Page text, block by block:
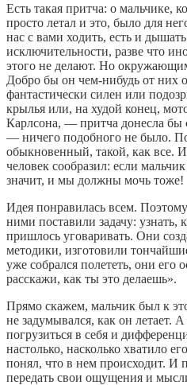
Есть такая притча: о мальчике,
просто летал и это, было для
нас с вами ходить, есть и
исключительности, разве что
этого не делают. Но
Добро бы он чем-нибудь от них
фантастически силен или
крылья или, на худой конец,
Карлсона, — притча донесла бы
— ничего подобного не было.
обыкновенный, такой, как все.
человек сообразил: если
значит, и мы должны мочь тоже!
Идея понравилась всем.
ними поставили задачу: узнать,
пришлось уговаривать. Они
методики, изготовили
уже собрался полететь, они его
расскажи, как ты это делаешь».
Прямо скажем, мальчик был к
не задумывался, как он летает.
погрузиться в себя и
настолько, насколько хватило
понял, что в нем происходит. И
передать свои ощущения и